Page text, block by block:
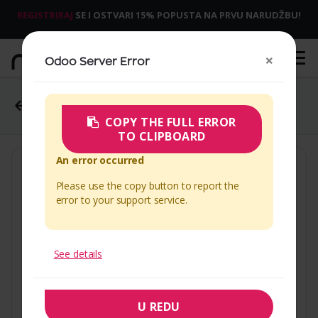
REGISTRIRAJ SE I OSTVARI 15% POPUSTA NA PRVU NARUDŽBU!
POGLEDAJTE SVE
SHOP
MASKA BUMPER GRADIENT
Odoo Server Error ×
COPY THE FULL ERROR
TO CLIPBOARD
An error occurred
Please use the copy button to report the
error to your support service.
See details
U REDU